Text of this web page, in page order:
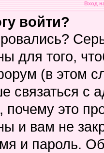
Вход
войти?
для того,
(в этом
связаться с
почему это
и вам не
и пароль.